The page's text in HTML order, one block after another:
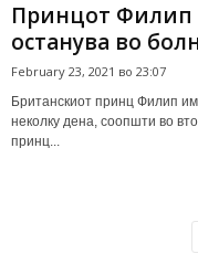
Принцот Филип
останува во
February 23, 2021 во 23:07
Британскиот принц Филип
неколку дена, соопшти во
принц...